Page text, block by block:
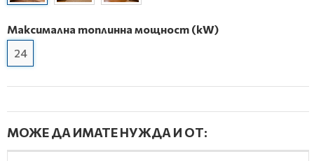
Максимална топлинна мощност (kW)
24
МОЖЕ ДА ИМАТЕ НУЖДА И ОТ: